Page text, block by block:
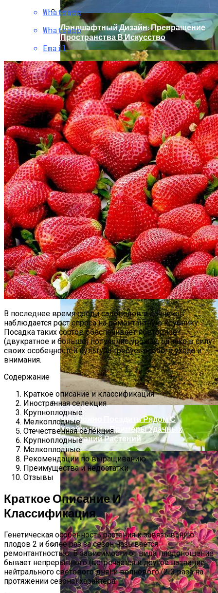
Как Угодить Свекле
Как Правильно Поливать Томаты?
Проблемы Огурцов. Вопросы И
Ответы
Ландшафтный Дизайн: Превращение
Пространства В Искусство
Какие Цветы Украсят Альпинарий?
Что Можно Посадить Рядом С
Хвойными – Примеры Удачных
Сочетаний Растений
Whatsapp
Whatsapp
Email
В последнее время среди садоводов и дачников
наблюдается рост спроса на ремонтантную клубнику.
Посадка таких сортов обеспечивает повторное
(двукратное и больше) получение урожая, однако в силу
своих особенностей культура требует особого ухода и
внимания.
Содержание
Краткое описание и классификация
Иностранная селекция
Крупноплодные
Мелкоплодные
Отечественная селекция
Крупноплодные
Мелкоплодные
Рекомендации по выращиванию
Преимущества и недостатки
Отзывы
Краткое Описание И
Классификация
Генетическая особенность растения к завязыванию
плодов 2 и более раз за сезон называется
ремонтантностью. В зависимости от вида плодоношение
бывает непрерывного (встречается и другое название –
нейтрального светового дня) и волнового (2-3 раза на
протяжении сезона) характера.